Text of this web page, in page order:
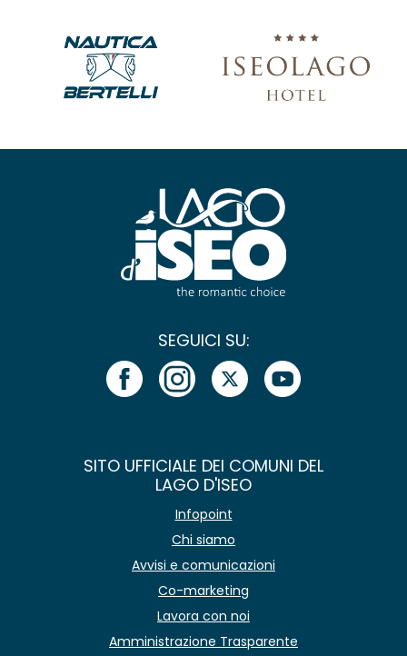
SEGUICI SU:
SITO UFFICIALE DEI COMUNI DEL
LAGO D'ISEO
Infopoint
Chi siamo
Avvisi e comunicazioni
Co-marketing
Lavora con noi
Amministrazione Trasparente